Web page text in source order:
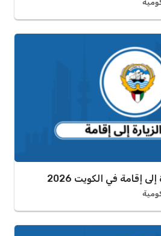
إقامة في الكويت 2026